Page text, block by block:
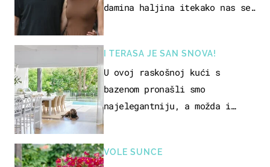
damina haljina itekako nas se
I TERASA JE SAN SNOVA!
U ovoj raskošnoj kući s
bazenom pronašli smo
najelegantniju, a možda i
VOLE SUNCE